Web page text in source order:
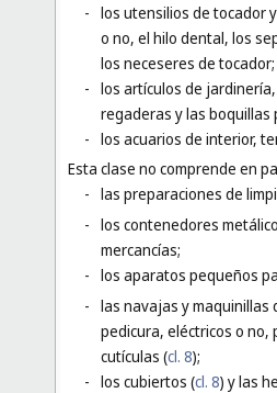
- los utensilios de tocador
o no, el hilo dental, los
los neceseres de tocador;
- los artículos de
regaderas y las boquillas
- los acuarios de interior,
Esta clase no comprende en
- las preparaciones de
- los contenedores
mercancías;
- los aparatos pequeños
- las navajas y maquinillas
pedicura, eléctricos o no,
cutículas (cl. 8);
- los cubiertos (cl. 8) y las